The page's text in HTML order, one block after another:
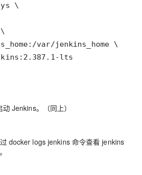
lts
Jenkins。（同上）
docker logs jenkins 命令查看 jenkins